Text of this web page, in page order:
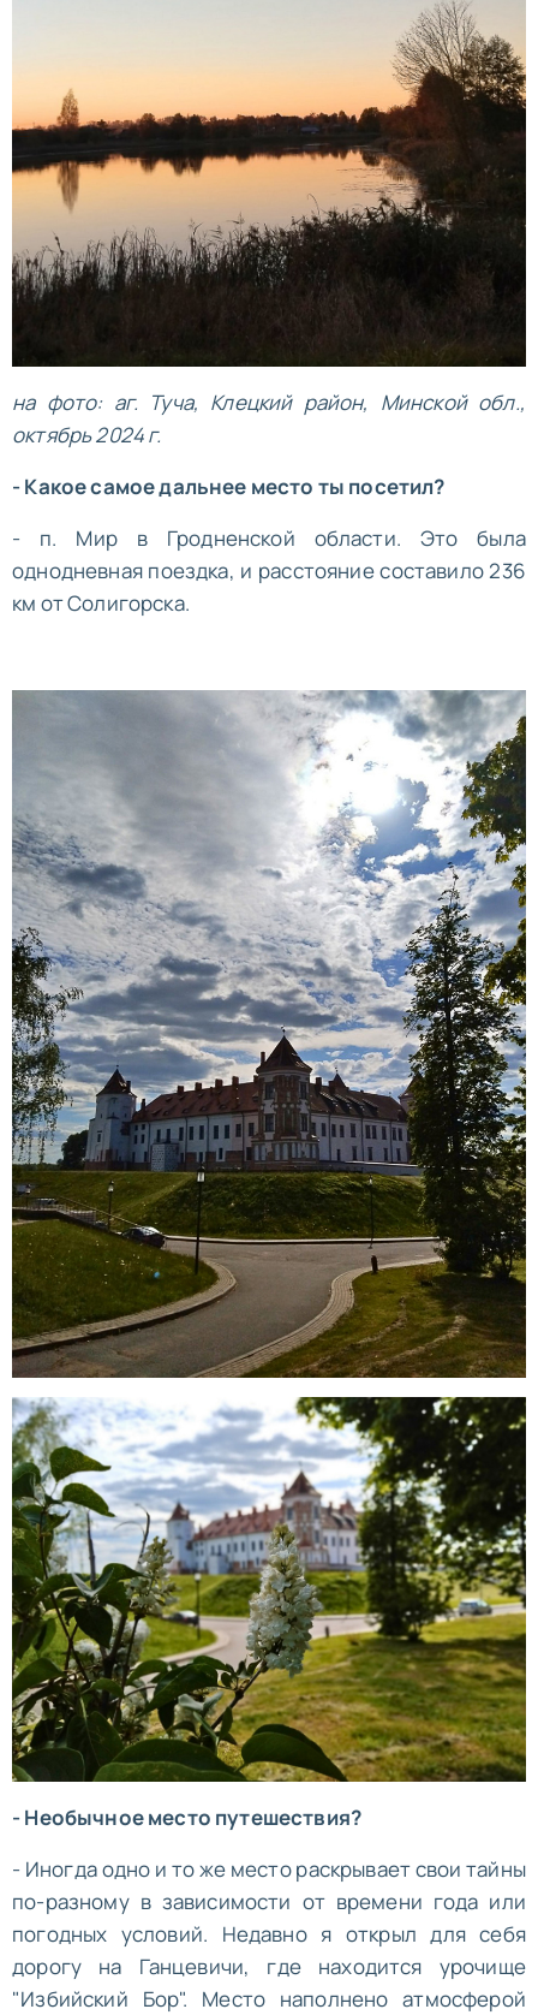
на фото: аг. Туча, Клецкий район, Минской обл.,
октябрь 2024 г.
- Какое самое дальнее место ты посетил?
- п. Мир в Гродненской области. Это была
однодневная поездка, и расстояние составило 236
км от Солигорска.
- Необычное место путешествия?
- Иногда одно и то же место раскрывает свои тайны
по-разному в зависимости от времени года или
погодных условий. Недавно я открыл для себя
дорогу на Ганцевичи, где находится урочище
"Избийский Бор". Место наполнено атмосферой